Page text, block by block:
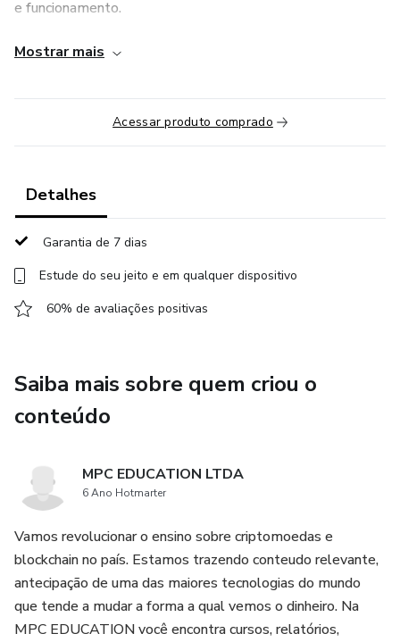
e funcionamento.
ATENÇÃO - AVISO LEGAL: Todas as estratégias e
informação contida neste produto deve ser interpretada
como aconselhamento de investimento. Qualquer
referência ao desempenho passado ou potencial de um
recomendação ou como garantia de qualquer resultado ou
lucro específico.
Mostrar mais
Acessar produto comprado
Detalhes
Garantia de 7 dias
Estude do seu jeito e em qualquer dispositivo
60% de avaliações positivas
Saiba mais sobre quem criou o
conteúdo
MPC EDUCATION LTDA
6 Ano Hotmarter
Vamos revolucionar o ensino sobre criptomoedas e
blockchain no país. Estamos trazendo conteudo relevante,
antecipação de uma das maiores tecnologias do mundo
que tende a mudar a forma a qual vemos o dinheiro. Na
MPC EDUCATION você encontra cursos, relatórios,